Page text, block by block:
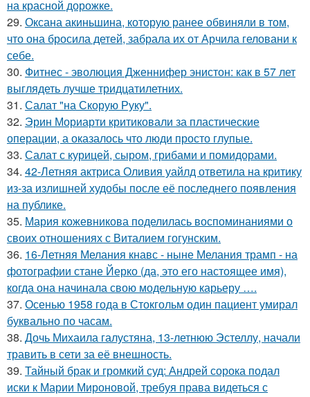
на красной дорожке.
29. Оксана акиньшина, которую ранее обвиняли в том,
что она бросила детей, забрала их от Арчила геловани к
себе.
30. Фитнес - эволюция Дженнифер энистон: как в 57 лет
выглядеть лучше тридцатилетних.
31. Салат "на Скорую Руку".
32. Эрин Мориарти критиковали за пластические
операции, а оказалось что люди просто глупые.
33. Салат с курицей, сыром, грибами и помидорами.
34. 42-Летняя актриса Оливия уайлд ответила на критику
из-за излишней худобы после её последнего появления
на публике.
35. Мария кожевникова поделилась воспоминаниями о
своих отношениях с Виталием гогунским.
36. 16-Летняя Мелания кнавс - ныне Мелания трамп - на
фотографии стане Йерко (да, это его настоящее имя),
когда она начинала свою модельную карьеру ….
37. Осенью 1958 года в Стокгольм один пациент умирал
буквально по часам.
38. Дочь Михаила галустяна, 13-летнюю Эстеллу, начали
травить в сети за её внешность.
39. Тайный брак и громкий суд: Андрей сорока подал
иски к Марии Мироновой, требуя права видеться с